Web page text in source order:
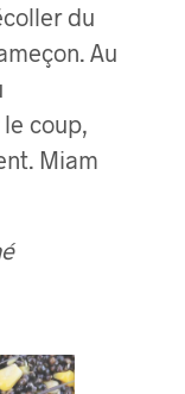
du
Au
coup,
Miam